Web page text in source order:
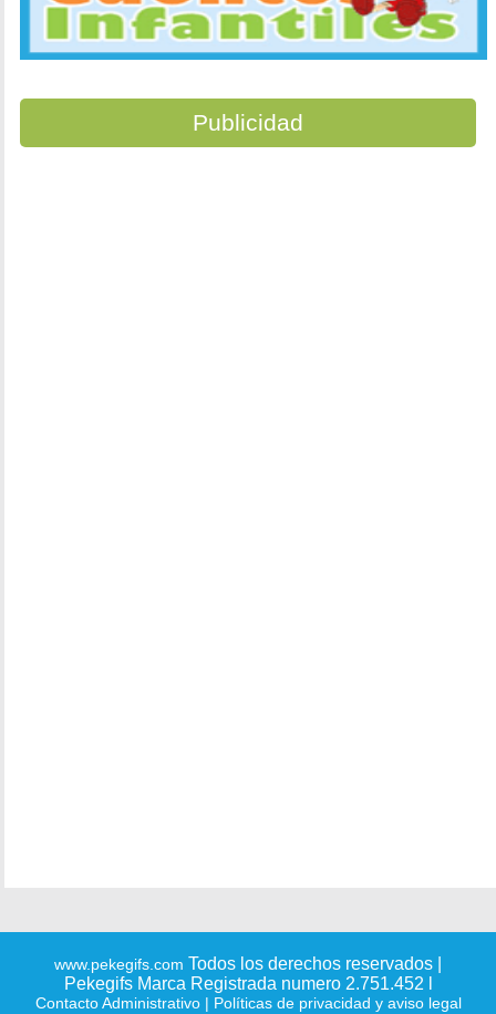
Publicidad
www.pekegifs.com Todos los derechos reservados |
Pekegifs Marca Registrada numero 2.751.452 l
Contacto Administrativo| Políticas de privacidad y aviso legal